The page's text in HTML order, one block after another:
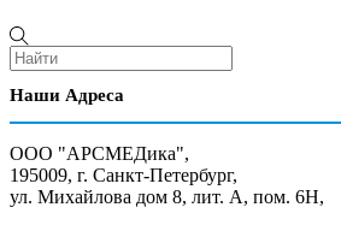
Наши Адреса
ООО "АРСМЕДика",
195009, г. Санкт-Петербург,
ул. Михайлова дом 8, лит. А, пом. 6Н,